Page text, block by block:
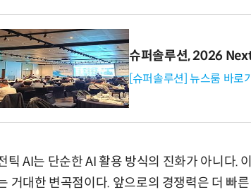
슈퍼솔루션, 2026
[슈퍼솔루션] 뉴스룸 바로
틱 AI는 단순한 AI 활용 방식의 진화가 아니다.
거대한 변곡점이다. 앞으로의 경쟁력은 더 빠